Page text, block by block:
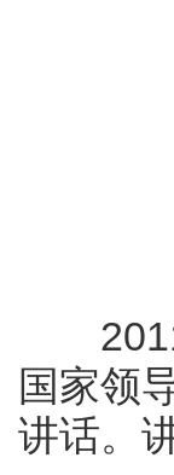
2011
国家领
讲话。